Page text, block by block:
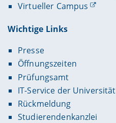
Virtueller Campus
Wichtige Links
Presse
Öffnungszeiten
Prüfungsamt
IT-Service der Universität
Rückmeldung
Studierendenkanzlei